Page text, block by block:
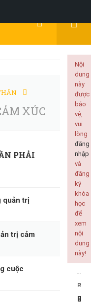
XÚC
PHẢI
quản trị
trị cảm
cuộc
Nội
dung
này
được
bảo
vệ,
vui
lòng
đăng
nhập
và
đăng
ký
khóa
học
để
xem
nội
dung
này!
PREV
Bài
Bài